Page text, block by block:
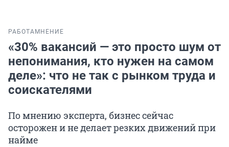
РАБОТА МНЕНИЕ
«30% вакансий — это просто шум от
непонимания, кто нужен на самом
деле»: что не так с рынком труда и
соискателями
По мнению эксперта, бизнес сейчас
осторожен и не делает резких движений при
найме